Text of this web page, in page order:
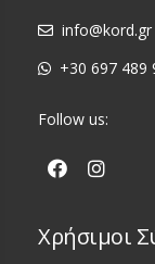
info@kord.gr
+30 697 489
Follow us:
Χρήσιμοι